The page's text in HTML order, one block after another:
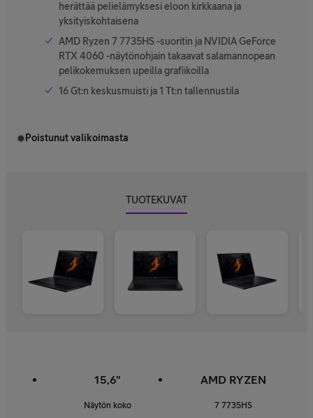
herättää pelielämyksesi eloon kirkkaana ja
yksityiskohtaisena
AMD Ryzen 7 7735HS -suoritin ja NVIDIA GeForce
RTX 4060 -näytönohjain takaavat salamannopean
pelikokemuksen upeilla grafiikoilla
16 Gt:n keskusmuisti ja 1 Tt:n tallennustila
Poistunut valikoimasta
TUOTEKUVAT
15,6"
Näytön koko
AMD RYZEN
7 7735HS